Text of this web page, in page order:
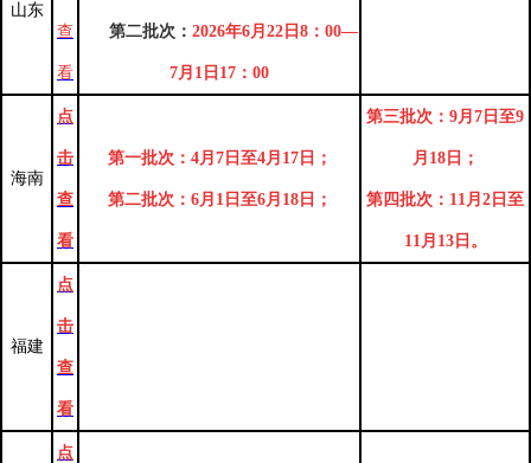
山东
查
看
第二批次： 2026年6月22日8：00—
7月1日17：00
海南
点
击
查
看
第一批次：4月7日至4月17日；
第二批次：6月1日至6月18日；
第三批次：9月7日至9
月18日；
第四批次：11月2日至
11月13日。
福建
点
击
查
看
点